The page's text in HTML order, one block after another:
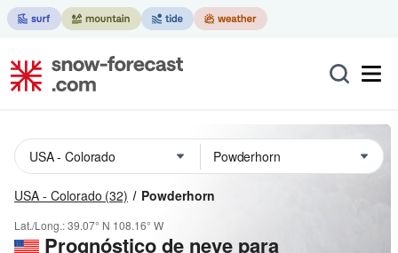
USA - Colorado (32) Powderhorn
Lat./Long.:39.07° N 108.16° W
Prognóstico de neve para